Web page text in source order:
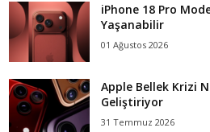
iPhone 18 Pro
Yaşanabilir
01 Ağustos 2026
Apple Bellek Krizi
Geliştiriyor
31 Temmuz 2026